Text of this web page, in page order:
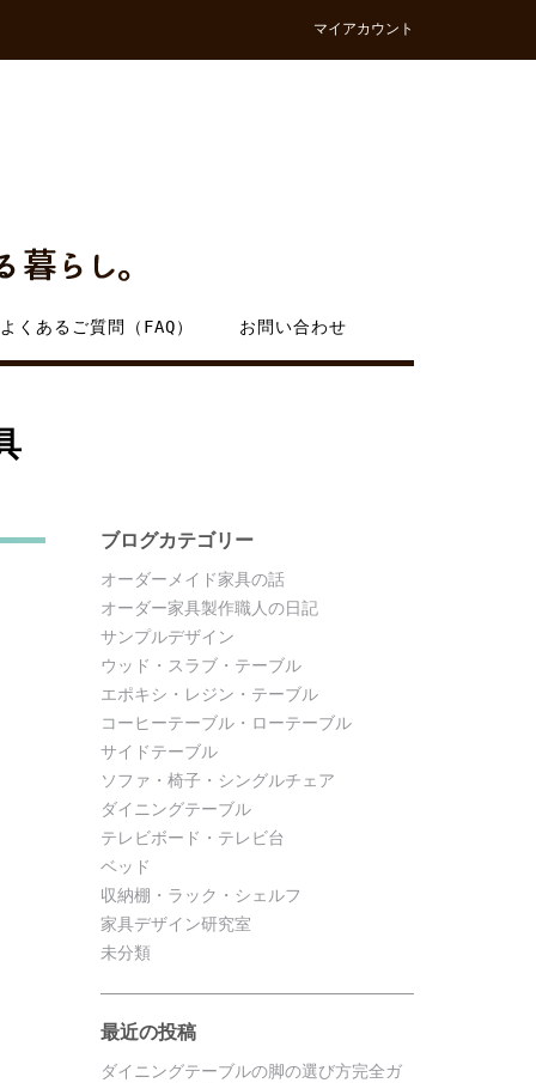
マイアカウント
よくあるご質問（FAQ） お問い合わせ
ブログカテゴリー
オーダーメイド家具の話
オーダー家具製作職人の日記
サンプルデザイン
ウッド・スラブ・テーブル
エポキシ・レジン・テーブル
コーヒーテーブル・ローテーブル
サイドテーブル
ソファ・椅子・シングルチェア
ダイニングテーブル
テレビボード・テレビ台
ベッド
収納棚・ラック・シェルフ
家具デザイン研究室
未分類
最近の投稿
ダイニングテーブルの脚の選び方完全ガ